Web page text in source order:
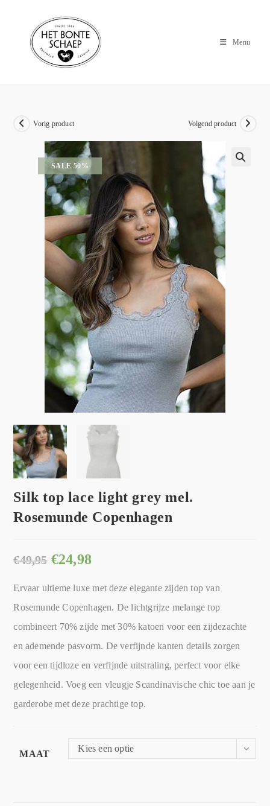
Menu
SALE 50%
Vorig product Volgend product
Silk top lace light grey mel.
Rosemunde Copenhagen
€49,95 €24,98
Ervaar ultieme luxe met deze elegante zijden top van
Rosemunde Copenhagen. De lichtgrijze melange top
combineert 70% zijde met 30% katoen voor een zijdezachte
en ademende pasvorm. De verfijnde kanten details zorgen
voor een tijdloze en verfijnde uitstraling, perfect voor elke
gelegenheid. Voeg een vleugje Scandinavische chic toe aan je
garderobe met deze prachtige top.
MAAT
Kies een optie